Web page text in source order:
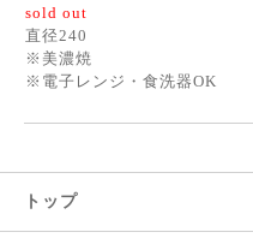
sold out
直径240
※美濃焼
※電子レンジ・食洗器OK
トップ